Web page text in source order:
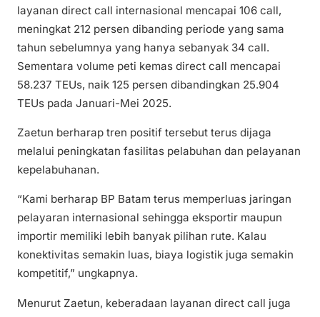
layanan direct call internasional mencapai 106 call,
meningkat 212 persen dibanding periode yang sama
tahun sebelumnya yang hanya sebanyak 34 call.
Sementara volume peti kemas direct call mencapai
58.237 TEUs, naik 125 persen dibandingkan 25.904
TEUs pada Januari-Mei 2025.
Zaetun berharap tren positif tersebut terus dijaga
melalui peningkatan fasilitas pelabuhan dan pelayanan
kepelabuhanan.
“Kami berharap BP Batam terus memperluas jaringan
pelayaran internasional sehingga eksportir maupun
importir memiliki lebih banyak pilihan rute. Kalau
konektivitas semakin luas, biaya logistik juga semakin
kompetitif,” ungkapnya.
Menurut Zaetun, keberadaan layanan direct call juga